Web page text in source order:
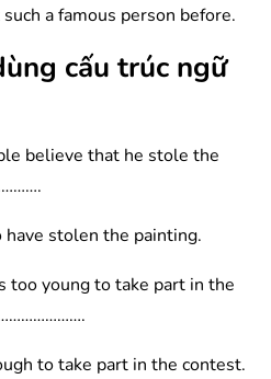
a famous person before.
cấu trúc ngữ
believe that he stole the
stolen the painting.
too young to take part in the
to take part in the contest.